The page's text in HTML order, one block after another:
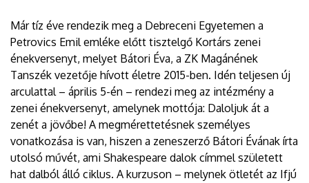
Már tíz éve rendezik meg a Debreceni Egyetemen a
Petrovics Emil emléke előtt tisztelgő Kortárs zenei
énekversenyt, melyet Bátori Éva, a ZK Magánének
Tanszék vezetője hívott életre 2015-ben. Idén teljesen új
arculattal – április 5-én – rendezi meg az intézmény a
zenei énekversenyt, amelynek mottója: Daloljuk át a
zenét a jövőbe! A megmérettetésnek személyes
vonatkozása is van, hiszen a zeneszerző Bátori Évának írta
utolsó művét, ami Shakespeare dalok címmel született
hat dalból álló ciklus. A kurzuson – melynek ötletét az Ifjú